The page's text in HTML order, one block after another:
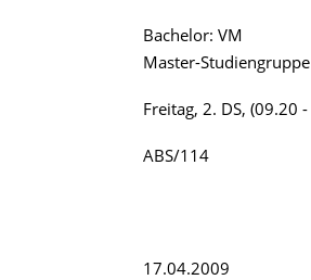
Bachelor: VM
Master-Studiengruppe
Freitag, 2. DS, (09.20
ABS/114
17.04.2009